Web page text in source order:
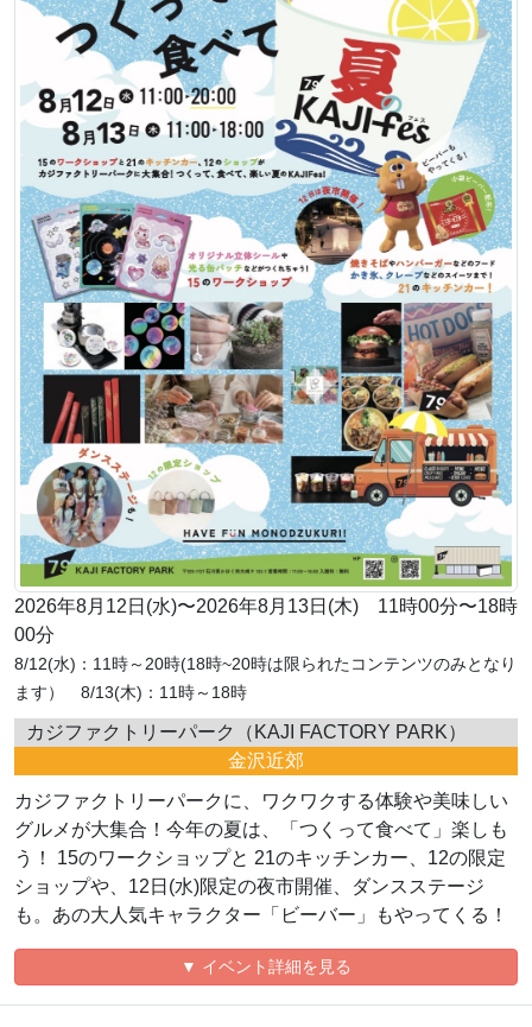
2026年8月12日(水)〜2026年8月13日(木) 11時00分〜18時
00分
8/12(水)：11時～20時(18時~20時は限られたコンテンツのみとなり
ます） 8/13(木)：11時～18時
カジファクトリーパーク（KAJI FACTORY PARK）
金沢近郊
カジファクトリーパークに、ワクワクする体験や美味しい
グルメが大集合！今年の夏は、「つくって食べて」楽しも
う！ 15のワークショップと 21のキッチンカー、12の限定
ショップや、12日(水)限定の夜市開催、ダンスステージ
も。あの大人気キャラクター「ビーバー」もやってくる！
▼ イベント詳細を見る